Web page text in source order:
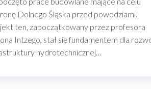
Dolnego Śląska przed powodziami.
ten, zapoczątkowany przez profesora
Intzego, stał się fundamentem dla
hydrotechnicznej…